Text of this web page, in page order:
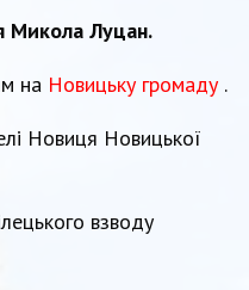
Микола Луцан.
на Новицьку громаду .
Новиця Новицької
взводу